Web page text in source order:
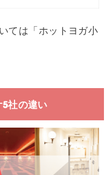
ては「ホットヨガ小
5社の違い